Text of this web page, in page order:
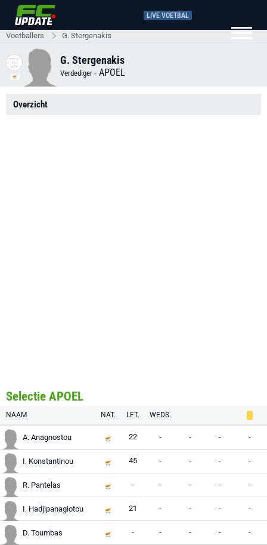
LIVE VOETBAL
Voetballers G. Stergenakis
G. Stergenakis
Verdediger - APOEL
Overzicht
Selectie APOEL
NAAM NAT. LFT. WEDS.
A. Anagnostou 22 - - - -
I. Konstantinou 45 - - - -
R. Pantelas - - - - -
I. Hadjipanagiotou 21 - - - -
D. Toumbas - - - - -